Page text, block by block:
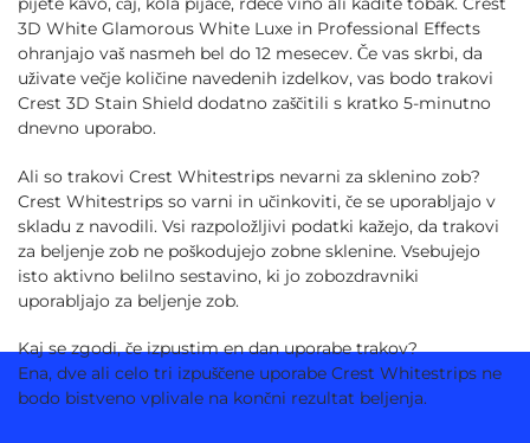
3D White Glamorous White Luxe in Professional Effects
ohranjajo vaš nasmeh bel do 12 mesecev. Če vas skrbi, da
uživate večje količine navedenih izdelkov, vas bodo trakovi
Crest 3D Stain Shield dodatno zaščitili s kratko 5-minutno
dnevno uporabo.
Ali so trakovi Crest Whitestrips nevarni za sklenino zob?
Crest Whitestrips so varni in učinkoviti, če se uporabljajo v
skladu z navodili. Vsi razpoložljivi podatki kažejo, da trakovi
za beljenje zob ne poškodujejo zobne sklenine. Vsebujejo
isto aktivno belilno sestavino, ki jo zobozdravniki
uporabljajo za beljenje zob.
Kaj se zgodi, če izpustim en dan uporabe trakov?
Ena, dve ali celo tri izpuščene uporabe Crest Whitestrips ne
bodo bistveno vplivale na končni rezultat beljenja.